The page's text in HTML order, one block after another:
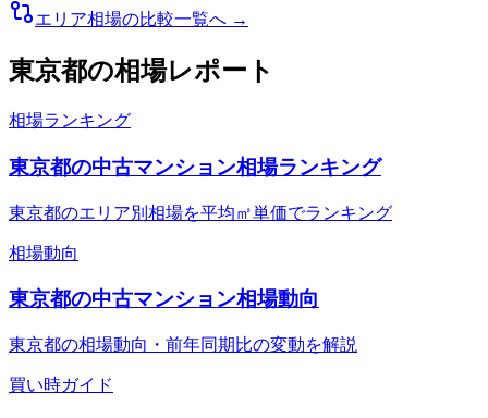
エリア相場の比較一覧へ →
東京都の相場レポート
相場ランキング
東京都の中古マンション相場ランキング
東京都のエリア別相場を平均㎡単価でランキング
相場動向
東京都の中古マンション相場動向
東京都の相場動向・前年同期比の変動を解説
買い時ガイド